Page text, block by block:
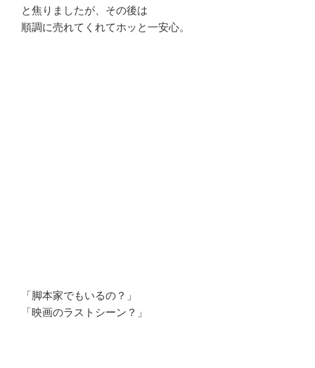
と焦りましたが、その後は
順調に売れてくれてホッと一安心。
「脚本家でもいるの？」
「映画のラストシーン？」